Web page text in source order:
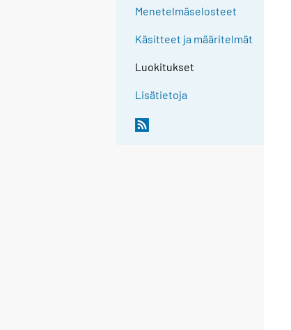
Menetelmäselosteet
Käsitteet ja määritelmät
Luokitukset
Lisätietoja